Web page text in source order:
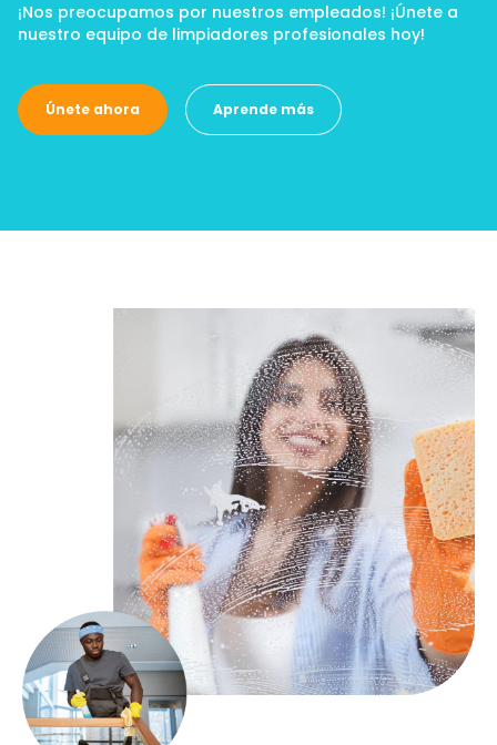
¡Nos preocupamos por nuestros empleados! ¡Únete a
nuestro equipo de limpiadores profesionales hoy!
Únete ahora Aprende más